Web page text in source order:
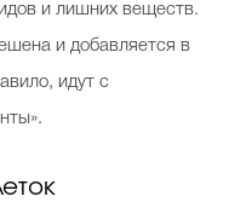
и лишних веществ.
и добавляется в
идут с